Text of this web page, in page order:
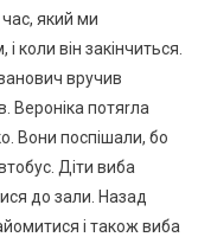
який ми
коли він закінчиться.
вручив
Вероніка потяrла
Вони поспішали, бо
Діти виба
до зали. Назад
і також виба